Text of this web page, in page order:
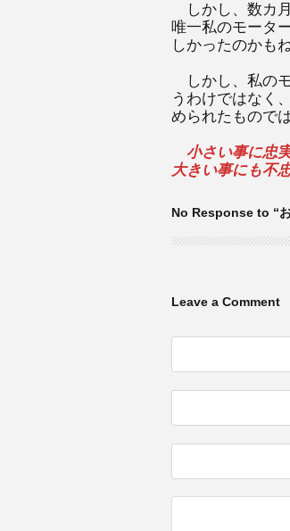
しかし、数カ
唯一私のモータ
しかったのかも
しかし、私の
うわけではなく
められたもので
小さい事に忠
大きい事にも不
No Response to “
Leave a Comment